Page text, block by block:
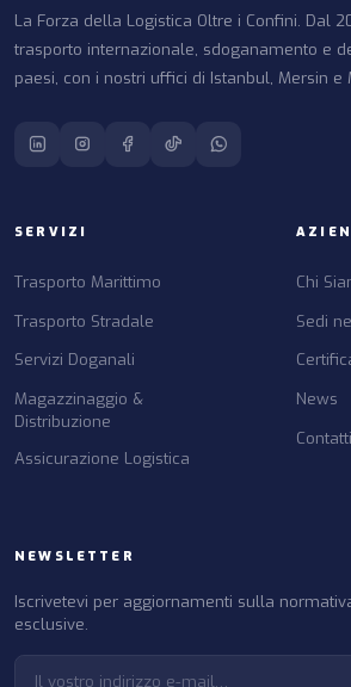
La Forza della Logistica Oltre i Confini. Dal
trasporto internazionale, sdoganamento e
paesi, con i nostri uffici di Istanbul, Mersin e
SERVIZI
Trasporto Marittimo
Trasporto Stradale
Servizi Doganali
Magazzinaggio &
Distribuzione
Assicurazione Logistica
Chi
Sedi
News
Contatti
NEWSLETTER
Iscrivetevi per aggiornamenti sulla
esclusive.